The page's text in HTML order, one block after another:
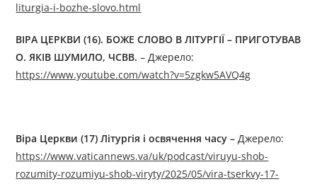
liturgia-i-bozhe-slovo.html
ВІРА ЦЕРКВИ (16). БОЖЕ СЛОВО В ЛІТУРГІЇ– ПРИГОТУВАВ
О. ЯКІВ ШУМИЛО, ЧСВВ.– Джерелo:
https://www.youtube.com/watch?v=5zgkw5AVQ4g
Віра Церкви (17) Літургія і освячення часу –Джерелo:
https://www.vaticannews.va/uk/podcast/viruyu-shob-
rozumity-rozumiyu-shob-viryty/2025/05/vira-tserkvy-17-